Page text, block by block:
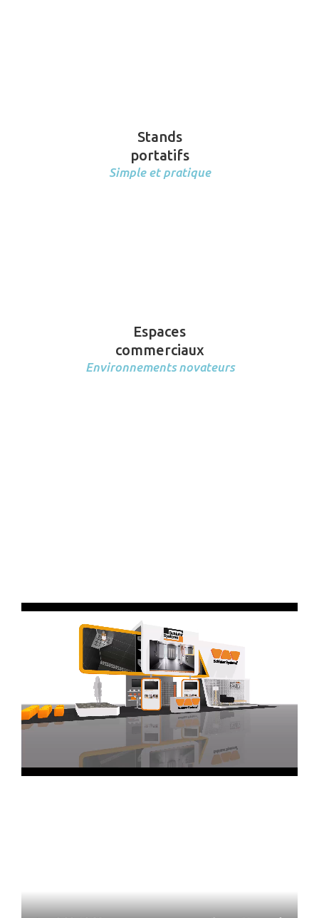
Stands
portatifs
Simple et pratique
Espaces
commerciaux
Environnements novateurs